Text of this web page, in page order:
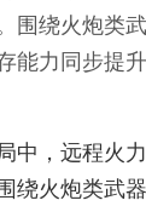
围绕火炮类
能力同步提
中，远程火
绕火炮类武